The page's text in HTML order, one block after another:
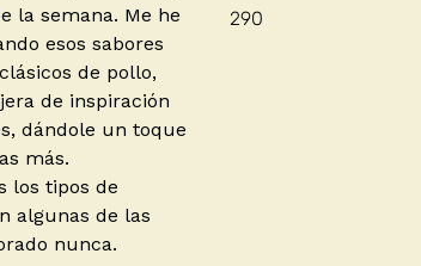
la semana. Me he
esos sabores
de pollo,
de inspiración
dándole un toque
más.
los tipos de
algunas de las
nunca.
290